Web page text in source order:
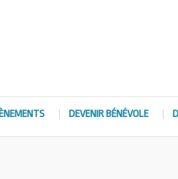
DEVENIR BÉNÉVOLE